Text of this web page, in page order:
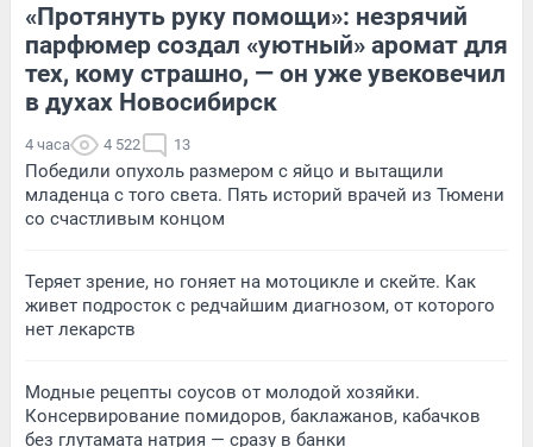
«Протянуть руку помощи»: незрячий
парфюмер создал «уютный» аромат для
тех, кому страшно, — он уже увековечил
в духах Новосибирск
4 часа 4 522 13
Победили опухоль размером с яйцо и вытащили
младенца с того света. Пять историй врачей из Тюмени
со счастливым концом
Теряет зрение, но гоняет на мотоцикле и скейте. Как
живет подросток с редчайшим диагнозом, от которого
нет лекарств
Модные рецепты соусов от молодой хозяйки.
Консервирование помидоров, баклажанов, кабачков
без глутамата натрия — сразу в банки